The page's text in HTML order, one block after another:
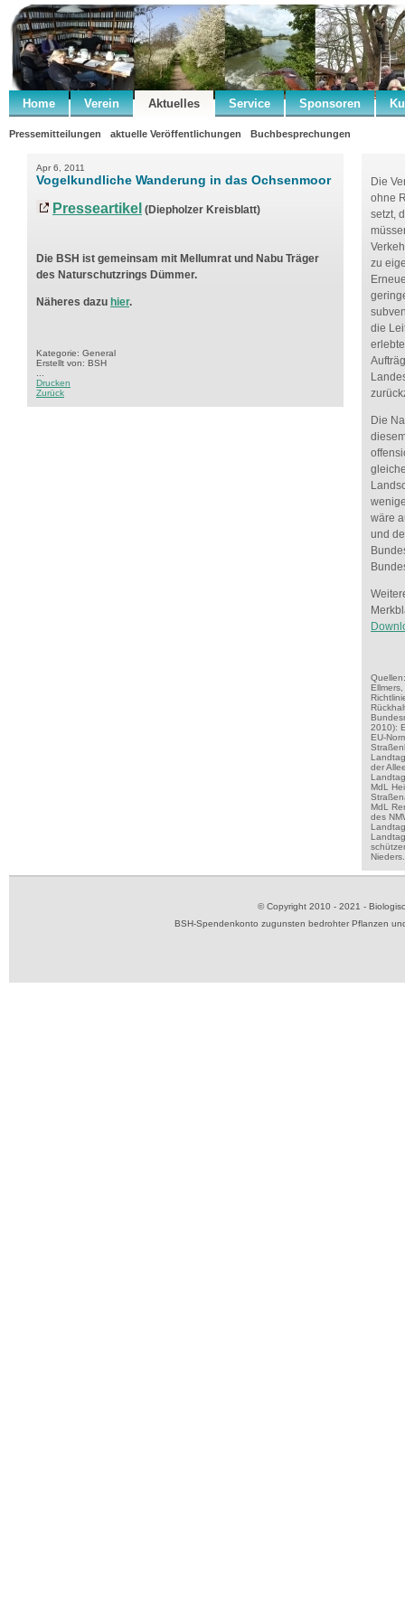
Home Verein Aktuelles Service Sponsoren
Pressemitteilungen aktuelle Veröffentlichungen Buchbesprechungen
Apr 6, 2011
Vogelkundliche Wanderung in das Ochsenmoor
Presseartikel (Diepholzer Kreisblatt)
Die BSH ist gemeinsam mit Mellumrat und Nabu Träger
des Naturschutzrings Dümmer.
Näheres dazu hier.
Kategorie: General
Erstellt von: BSH
Drucken
Zurück
Die
ohne
setzt,
zu
die
Die
wäre
und
Quellen:
2010):
EU-
der
MdL
MdL
des
© Copyright 2010 - 2021 -
BSH-Spendenkonto zugunsten bedrohter Pflanzen